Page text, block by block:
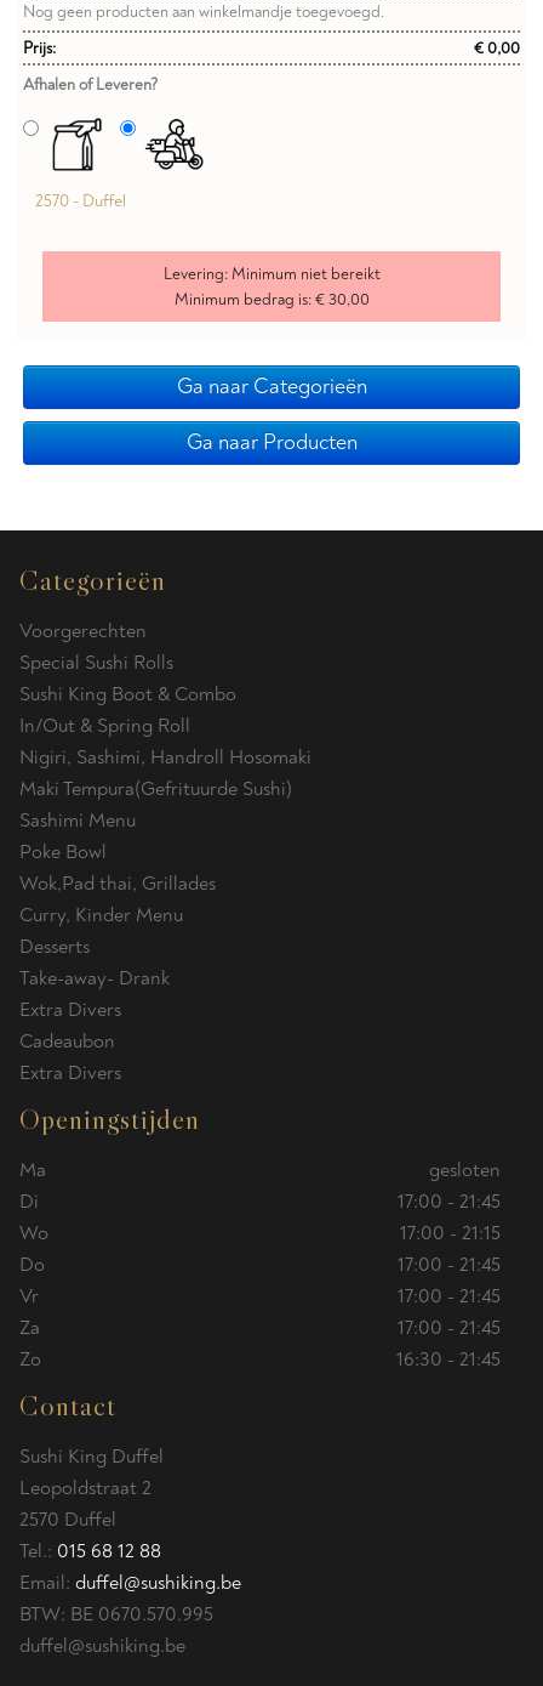
Nog geen producten aan winkelmandje toegevoegd.
Prijs:
€ 0,00
Afhalen of Leveren?
2570 - Duffel
Levering:Minimum niet bereikt
Minimum bedrag is:€ 30,00
Ga naar Categorieën
Ga naar Producten
Categorieën
Voorgerechten
Special Sushi Rolls
Sushi King Boot & Combo
In/Out & Spring Roll
Nigiri, Sashimi, Handroll Hosomaki
Maki Tempura(Gefrituurde Sushi)
Sashimi Menu
Poke Bowl
Wok,Pad thai, Grillades
Curry, Kinder Menu
Desserts
Take-away- Drank
Extra Divers
Cadeaubon
Extra Divers
Openingstijden
Ma
gesloten
Di
17:00 - 21:45
Wo
17:00 - 21:15
Do
17:00 - 21:45
Vr
17:00 - 21:45
Za
17:00 - 21:45
Zo
16:30 - 21:45
Contact
Sushi King Duffel
Leopoldstraat 2
2570 Duffel
Tel.: 015 68 12 88
Email:duffel@sushiking.be
BTW: BE 0670.570.995
duffel@sushiking.be